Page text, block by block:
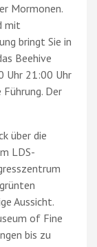
Mormonen.
mit
bringt Sie in
Beehive
Uhr 21:00 Uhr
Der
über die
LDS-
Aussicht.
of Fine
bis zu